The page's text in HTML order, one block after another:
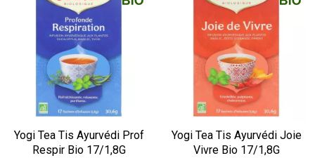
Yogi Tea Tis Ayurvédi Prof
Respir Bio 17/1,8G
Yogi Tea Tis Ayurvédi Joie
Vivre Bio 17/1,8G